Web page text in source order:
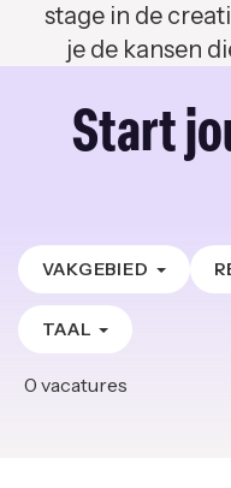
stage in de
je de kansen
Start
VAKGEBIED
TAAL
0 vacatures